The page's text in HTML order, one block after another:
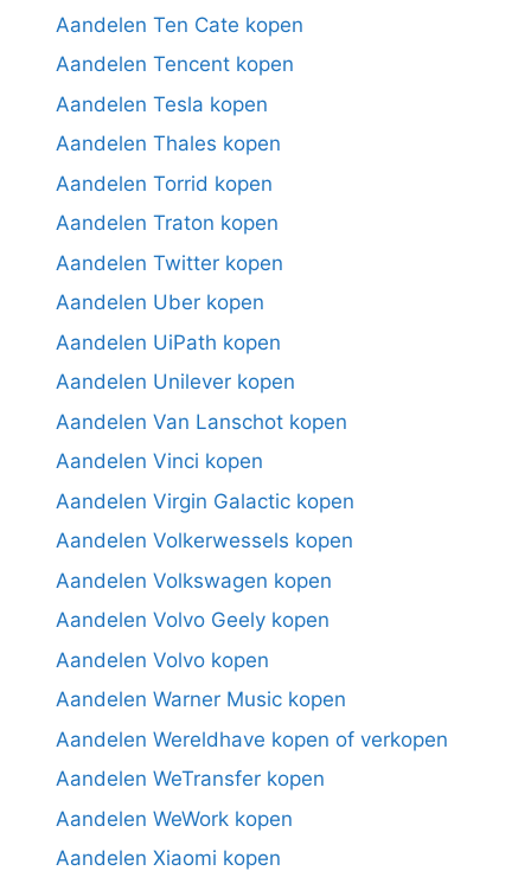
Aandelen Ten Cate kopen
Aandelen Tencent kopen
Aandelen Tesla kopen
Aandelen Thales kopen
Aandelen Torrid kopen
Aandelen Traton kopen
Aandelen Twitter kopen
Aandelen Uber kopen
Aandelen UiPath kopen
Aandelen Unilever kopen
Aandelen Van Lanschot kopen
Aandelen Vinci kopen
Aandelen Virgin Galactic kopen
Aandelen Volkerwessels kopen
Aandelen Volkswagen kopen
Aandelen Volvo Geely kopen
Aandelen Volvo kopen
Aandelen Warner Music kopen
Aandelen Wereldhave kopen of verkopen
Aandelen WeTransfer kopen
Aandelen WeWork kopen
Aandelen Xiaomi kopen